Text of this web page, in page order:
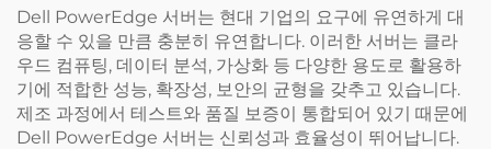
Dell PowerEdge 서버는 현대 기업의 요구에 유연하게 대
응할 수 있을 만큼 충분히 유연합니다. 이러한 서버는 클라
우드 컴퓨팅, 데이터 분석, 가상화 등 다양한 용도로 활용하
기에 적합한 성능, 확장성, 보안의 균형을 갖추고 있습니다.
제조 과정에서 테스트와 품질 보증이 통합되어 있기 때문에
Dell PowerEdge 서버는 신뢰성과 효율성이 뛰어납니다.